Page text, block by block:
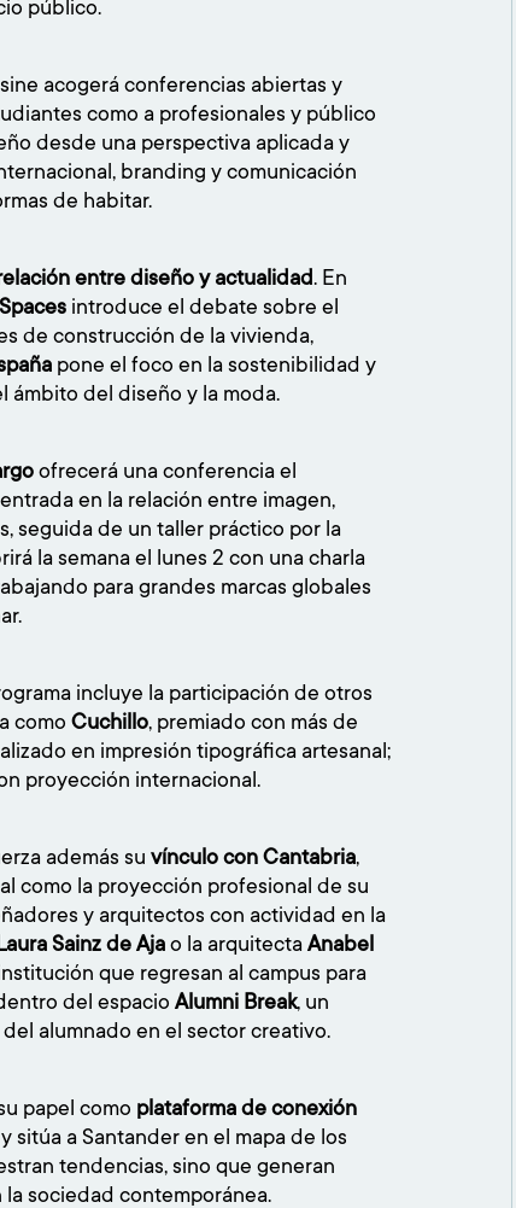
público.
acogerá conferencias abiertas y
como a profesionales y público
desde una perspectiva aplicada y
branding y comunicación
de habitar.
entre diseño y actualidad. En
introduce el debate sobre el
de construcción de la vivienda,
pone el foco en la sostenibilidad y
ámbito del diseño y la moda.
ofrecerá una conferencia el
en la relación entre imagen,
seguida de un taller práctico por la
la semana el lunes 2 con una charla
para grandes marcas globales
incluye la participación de otros
como Cuchillo, premiado con más de
en impresión tipográfica artesanal;
proyección internacional.
además su vínculo con Cantabria,
como la proyección profesional de su
y arquitectos con actividad en la
Laura Sainz de Aja o la arquitecta Anabel
que regresan al campus para
del espacio Alumni Break, un
alumnado en el sector creativo.
papel como plataforma de conexión
y sitúa a Santander en el mapa de los
tendencias, sino que generan
sociedad contemporánea.